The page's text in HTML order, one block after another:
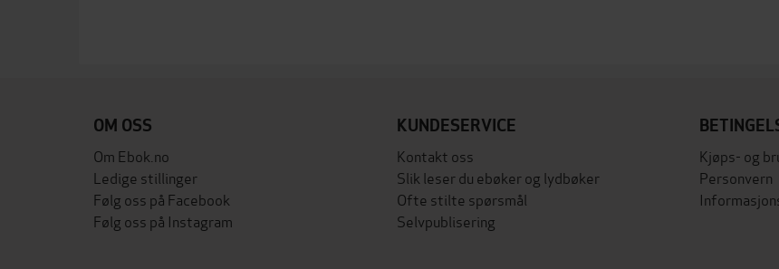
OM OSS
Om Ebok.no
Ledige stillinger
Følg oss på Facebook
Følg oss på Instagram
KUNDESERVICE
Kontakt oss
Slik leser du ebøker og lydbøker
Ofte stilte spørsmål
Selvpublisering
Kjøps- og
Personvern